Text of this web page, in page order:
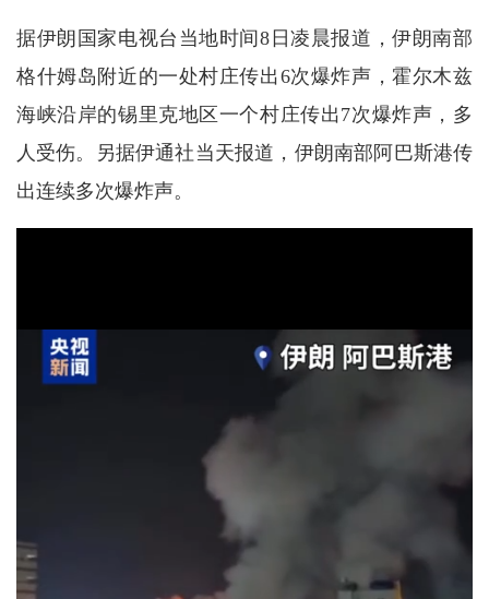
据伊朗国家电视台当地时间8日凌晨报道，伊朗南部
格什姆岛附近的一处村庄传出6次爆炸声，霍尔木兹
海峡沿岸的锡里克地区一个村庄传出7次爆炸声，多
人受伤。另据伊通社当天报道，伊朗南部阿巴斯港传
出连续多次爆炸声。